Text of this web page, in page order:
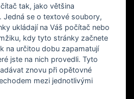
tak, jako většina
Jedná se o textové soubory,
ukládají na Váš počítač nebo
kdy tyto stránky začnete
na určitou dobu zapamatují
jste na nich provedli. Tyto
znovu při opětovné
mezi jednotlivými